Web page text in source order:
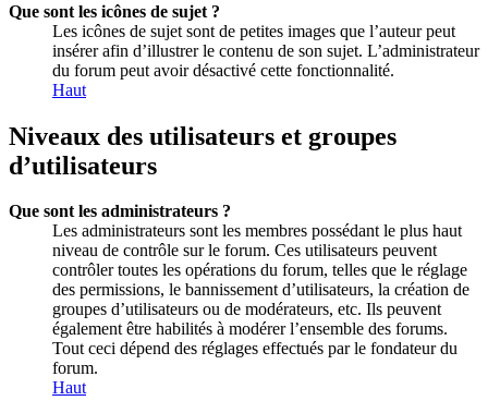
Que sont les icônes de sujet ?
Les icônes de sujet sont de petites images que l’auteur peut
insérer afin d’illustrer le contenu de son sujet. L’administrateur
du forum peut avoir désactivé cette fonctionnalité.
Haut
Niveaux des utilisateurs et groupes
d’utilisateurs
Que sont les administrateurs ?
Les administrateurs sont les membres possédant le plus haut
niveau de contrôle sur le forum. Ces utilisateurs peuvent
contrôler toutes les opérations du forum, telles que le réglage
des permissions, le bannissement d’utilisateurs, la création de
groupes d’utilisateurs ou de modérateurs, etc. Ils peuvent
également être habilités à modérer l’ensemble des forums.
Tout ceci dépend des réglages effectués par le fondateur du
forum.
Haut